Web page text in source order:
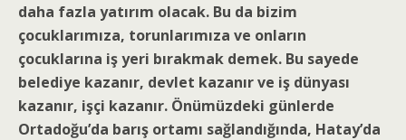
daha fazla yatırım olacak. Bu da bizim
çocuklarımıza, torunlarımıza ve onların
çocuklarına iş yeri bırakmak demek. Bu sayede
belediye kazanır, devlet kazanır ve iş dünyası
kazanır, işçi kazanır. Önümüzdeki günlerde
Ortadoğu’da barış ortamı sağlandığında, Hatay’da